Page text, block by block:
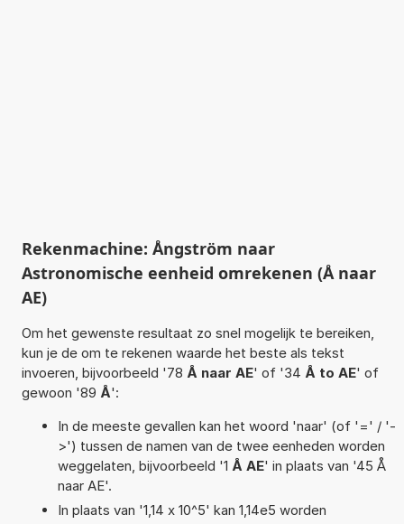
Rekenmachine: Ångström naar
Astronomische eenheid omrekenen (Å naar
AE)
Om het gewenste resultaat zo snel mogelijk te bereiken,
kun je de om te rekenen waarde het beste als tekst
invoeren, bijvoorbeeld '78 Å naar AE' of '34 Å to AE' of
gewoon '89 Å':
In de meeste gevallen kan het woord 'naar' (of '=' / '-
>') tussen de namen van de twee eenheden worden
weggelaten, bijvoorbeeld '1 Å AE' in plaats van '45 Å
naar AE'.
In plaats van '1,14 x 10^5' kan 1,14e5 worden